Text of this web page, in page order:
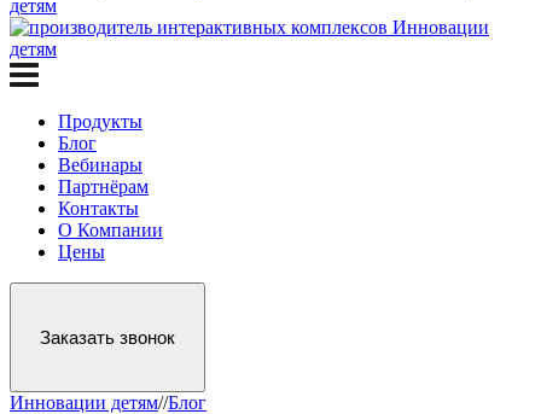
Продукты
Блог
Вебинары
Партнёрам
Контакты
О Компании
Цены
Заказать звонок
Инновации детям//Блог